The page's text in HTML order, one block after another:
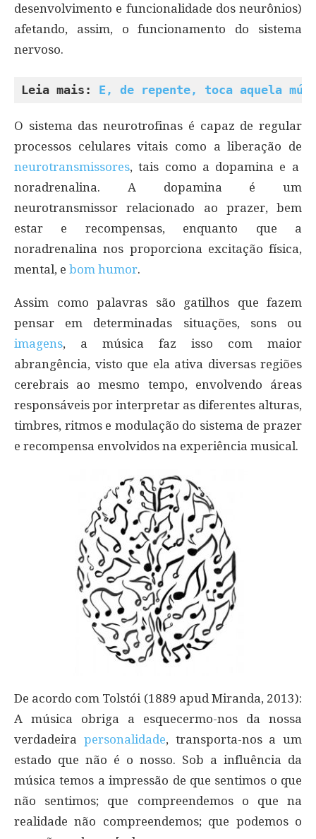
desenvolvimento e funcionalidade dos neurônios)
afetando, assim, o funcionamento do sistema
nervoso.
Leia mais: E, de repente, toca aquela
O sistema das neurotrofinas é capaz de regular
processos celulares vitais como a liberação de
neurotransmissores, tais como a dopamina e a
noradrenalina. A dopamina é um
neurotransmissor relacionado ao prazer, bem
estar e recompensas, enquanto que a
noradrenalina nos proporciona excitação física,
mental, e bom humor.
Assim como palavras são gatilhos que fazem
pensar em determinadas situações, sons ou
imagens, a música faz isso com maior
abrangência, visto que ela ativa diversas regiões
cerebrais ao mesmo tempo, envolvendo áreas
responsáveis por interpretar as diferentes alturas,
timbres, ritmos e modulação do sistema de prazer
e recompensa envolvidos na experiência musical.
De acordo com Tolstói (1889 apud Miranda, 2013):
A música obriga a esquecermo-nos da nossa
verdadeira personalidade, transporta-nos a um
estado que não é o nosso. Sob a influência da
música temos a impressão de que sentimos o que
não sentimos; que compreendemos o que na
realidade não compreendemos; que podemos o